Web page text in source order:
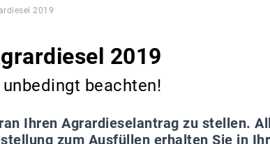
2019
2019
beachten!
Ihren Agrardieselantrag zu stellen.
zum Ausfüllen erhalten Sie in